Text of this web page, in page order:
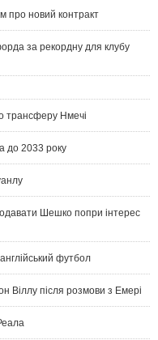
про новий контракт
за рекордну для клубу
трансферу Нмечі
до 2033 року
Шешко попри інтерес
футбол
Віллу після розмови з Емері